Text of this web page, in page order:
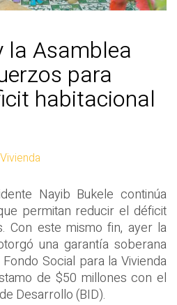
la Asamblea
para
habitacional
Vivienda
Nayib Bukele continúa
permitan reducir el déficit
Con este mismo fin, ayer la
una garantía soberana
Social para la Vivienda
de $50 millones con el
Desarrollo (BID).